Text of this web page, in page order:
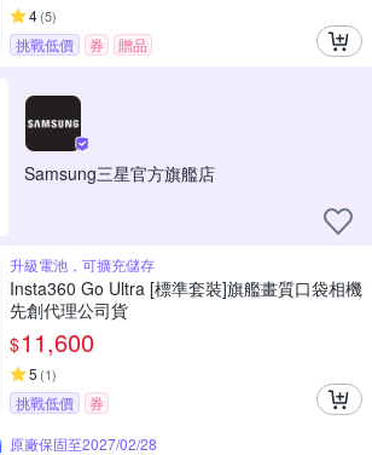
4(5)
挑戰低價 券 贈品
Samsung三星官方旗艦店
升級電池，可擴充儲存
Insta360 Go Ultra [標準套裝]旗艦畫質口袋相機
先創代理公司貨
$11,600
5 (1)
挑戰低價
券
原廠保固至2027/02/28